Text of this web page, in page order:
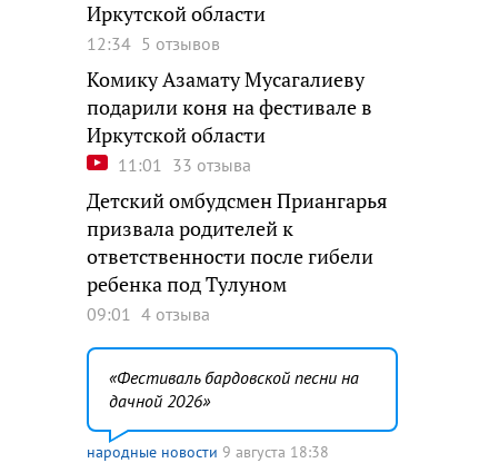
Иркутской области
12:34 5 отзывов
Комику Азамату Мусагалиеву
подарили коня на фестивале в
Иркутской области
11:01 33 отзыва
Детский омбудсмен Приангарья
призвала родителей к
ответственности после гибели
ребенка под Тулуном
09:01 4 отзыва
Фестиваль бардовской песни на
дачной 2026
народные новости 9 августа 18:38